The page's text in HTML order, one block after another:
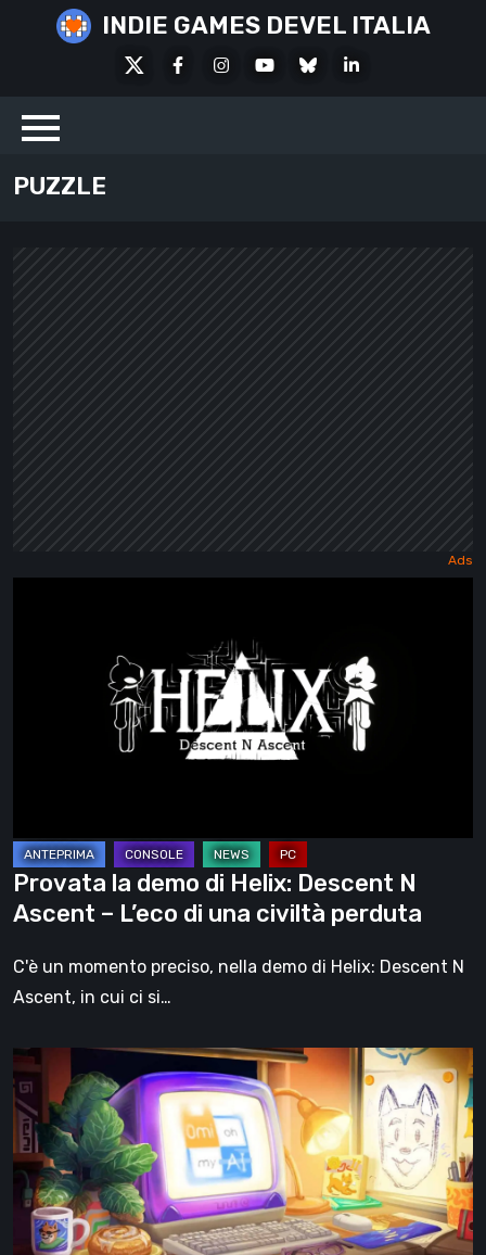
INDIE GAMES DEVEL ITALIA
FacebookInstagramYoutubeBlueskyLinkedIn
PUZZLE
–
L’eco
di
una
civiltà
perduta
Provata la demo di Helix: Descent N
Ascent – L’eco di una civiltà perduta
C'è un momento preciso, nella demo di Helix: Descent N
Ascent, in cui ci si…
Omi:
Oh
My
AI
Recensione:
Un